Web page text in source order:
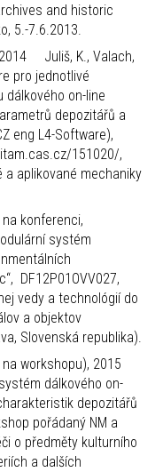
and historic
5.-7.6.2013.
Juliš, K., Valach,
pro jednotlivé
on-line
depozitářů a
eng L4-Software),
151020/,
a aplikované mechaniky
konferenci,
systém
DF12P01OVV027,
vedy a technológií do
a objektov
Slovenská republika).
workshopu), 2015
dálkového on-
depozitářů
pořádaný NM a
o předměty kulturního
a dalších